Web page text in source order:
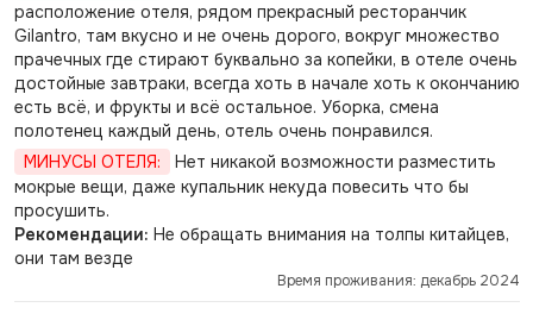
расположение отеля, рядом прекрасный ресторанчик
Gilantro, там вкусно и не очень дорого, вокруг множество
прачечных где стирают буквально за копейки, в отеле очень
достойные завтраки, всегда хоть в начале хоть к окончанию
есть всё, и фрукты и всё остальное. Уборка, смена
полотенец каждый день, отель очень понравился.
МИНУСЫ ОТЕЛЯ:
Нет никакой возможности разместить
мокрые вещи, даже купальник некуда повесить что бы
просушить.
Рекомендации: Не обращать внимания на толпы китайцев,
они там везде
Время проживания: декабрь 2024